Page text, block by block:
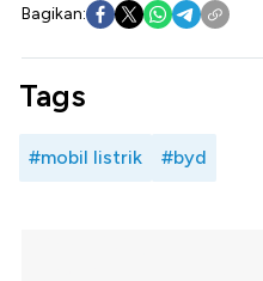
Bagikan:
Tags
#mobil listrik #byd